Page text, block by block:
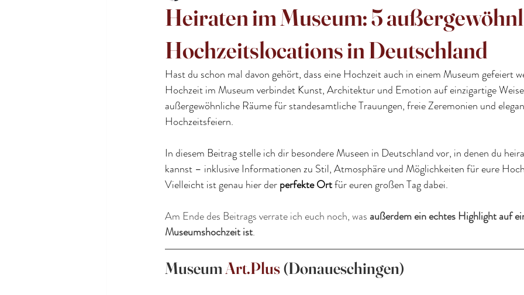
Heiraten im Museum: 5
Hochzeitslocations in Deutschland
Hast du schon mal davon gehört, dass eine Hochzeit auch in einem Museum gefeiert
Hochzeit im Museum verbindet Kunst, Architektur und Emotion auf einzigartige
außergewöhnliche Räume für standesamtliche Trauungen, freie Zeremonien und
Hochzeitsfeiern.
In diesem Beitrag stelle ich dir besondere Museen in Deutschland vor, in denen du
kannst – inklusive Informationen zu Stil, Atmosphäre und Möglichkeiten für eure
Vielleicht ist genau hier der perfekte Ort für euren großen Tag dabei.
Am Ende des Beitrags verrate ich euch noch, was außerdem ein echtes Highlight auf
Museumshochzeit ist.
Museum Art.Plus (Donaueschingen)